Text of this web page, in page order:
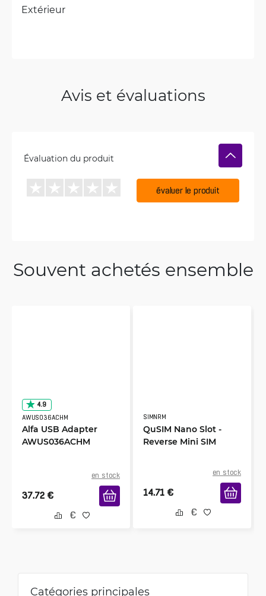
Extérieur
Avis et évaluations
Évaluation du produit
évaluer le produit
Souvent achetés ensemble
4.9
AWUS036ACHM
Alfa USB Adapter
AWUS036ACHM
en stock
37.72 €
SIMNRM
QuSIM Nano Slot -
Reverse Mini SIM
en stock
14.71 €
Catégories principales